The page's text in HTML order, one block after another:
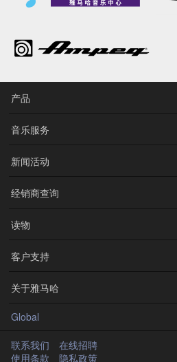
产品
音乐服务
新闻活动
经销商查询
读物
客户支持
关于雅马哈
Global
联系我们
在线招聘
使用条款
隐私政策